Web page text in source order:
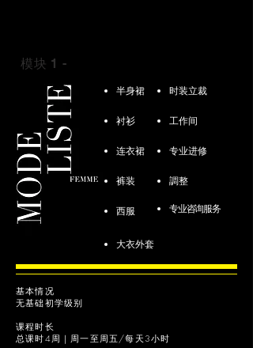
模块 1 -
半身裙 时装立裁
衬衫 工作间
连衣裙 专业进修
裤装 調整
西服 专业咨询服务
大衣外套
基本情况
无基础初学级别
课程时长
总课时4周｜周一至周五/每天3小时